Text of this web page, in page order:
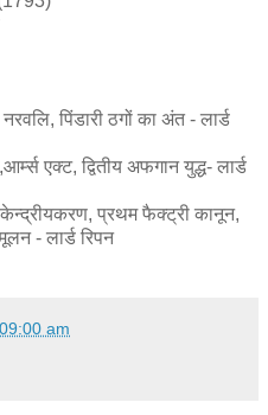
पिंडारी ठगों का अंत - लार्ड
एक्ट, द्वितीय अफगान युद्ध- लार्ड
प्रथम फैक्ट्री कानून,
- लार्ड रिपन
am